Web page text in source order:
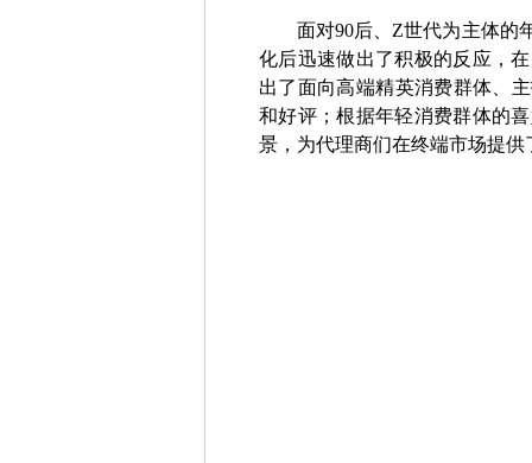
面对90后、Z世代为主体的
化后迅速做出了积极的反应，
出了面向高端精英消费群体、
和好评；根据年轻消费群体的
景，为代理商们在终端市场提